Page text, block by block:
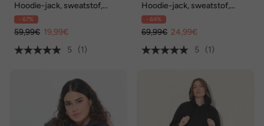
Hoodie-jack, sweatstof,
capuchon met binnenkant
van teddy, lange mouw, van
gerecycled polyester
- 67%
59,99€ 19,99€
5
(1)
Hoodie-jack, sweatstof,
teddy binnenkant, capuchon,
lange raglanmouw
- 64%
69,99€ 24,99€
5
(1)